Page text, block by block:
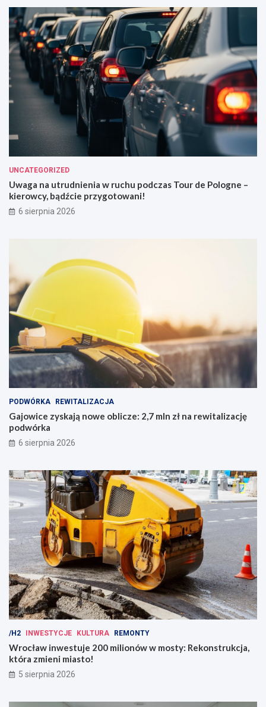
UNCATEGORIZED
Uwaga na utrudnienia w ruchu podczas Tour de Pologne –
kierowcy, bądźcie przygotowani!
6 sierpnia 2026
PODWÓRKA REWITALIZACJA
Gajowice zyskają nowe oblicze: 2,7 mln zł na rewitalizację
podwórka
6 sierpnia 2026
/H2 INWESTYCJE KULTURA REMONTY
Wrocław inwestuje 200 milionów w mosty: Rekonstrukcja,
która zmieni miasto!
5 sierpnia 2026